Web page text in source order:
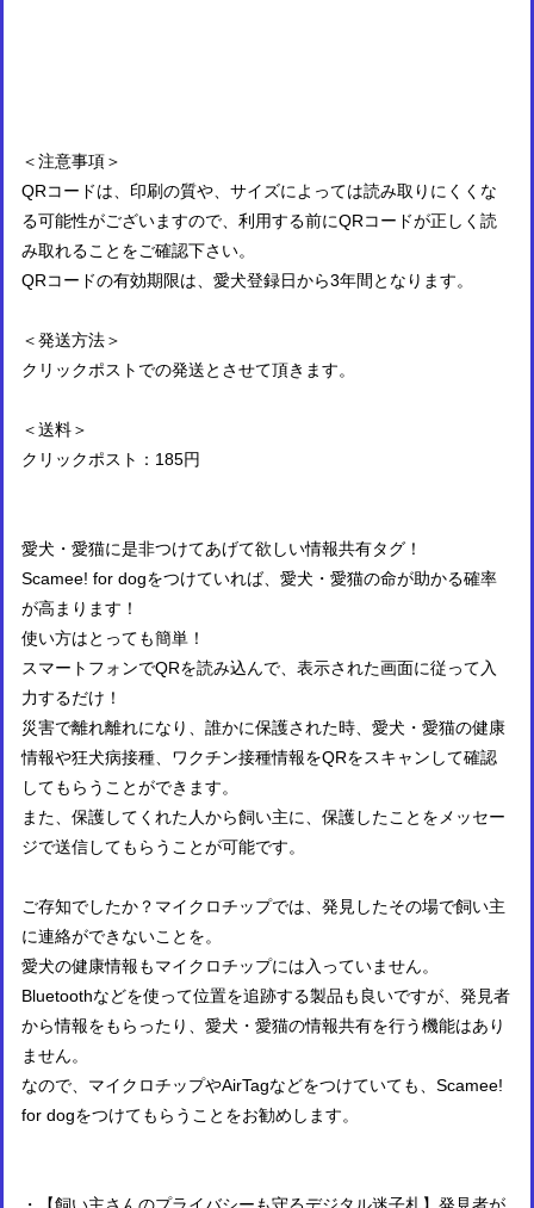
＜注意事項＞
QRコードは、印刷の質や、サイズによっては読み取りにくくな
る可能性がございますので、利用する前にQRコードが正しく読
み取れることをご確認下さい。
QRコードの有効期限は、愛犬登録日から3年間となります。
＜発送方法＞
クリックポストでの発送とさせて頂きます。
＜送料＞
クリックポスト：185円
愛犬・愛猫に是非つけてあげて欲しい情報共有タグ！
Scamee! for dogをつけていれば、愛犬・愛猫の命が助かる確率
が高まります！
使い方はとっても簡単！
スマートフォンでQRを読み込んで、表示された画面に従って入
力するだけ！
災害で離れ離れになり、誰かに保護された時、愛犬・愛猫の健康
情報や狂犬病接種、ワクチン接種情報をQRをスキャンして確認
してもらうことができます。
また、保護してくれた人から飼い主に、保護したことをメッセー
ジで送信してもらうことが可能です。
ご存知でしたか？マイクロチップでは、発見したその場で飼い主
に連絡ができないことを。
愛犬の健康情報もマイクロチップには入っていません。
Bluetoothなどを使って位置を追跡する製品も良いですが、発見者
から情報をもらったり、愛犬・愛猫の情報共有を行う機能はあり
ません。
なので、マイクロチップやAirTagなどをつけていても、Scamee!
for dogをつけてもらうことをお勧めします。